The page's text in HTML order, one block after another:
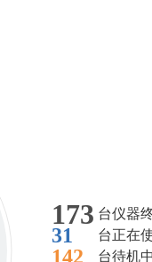
173 台仪器
31 台正在
142 台待机